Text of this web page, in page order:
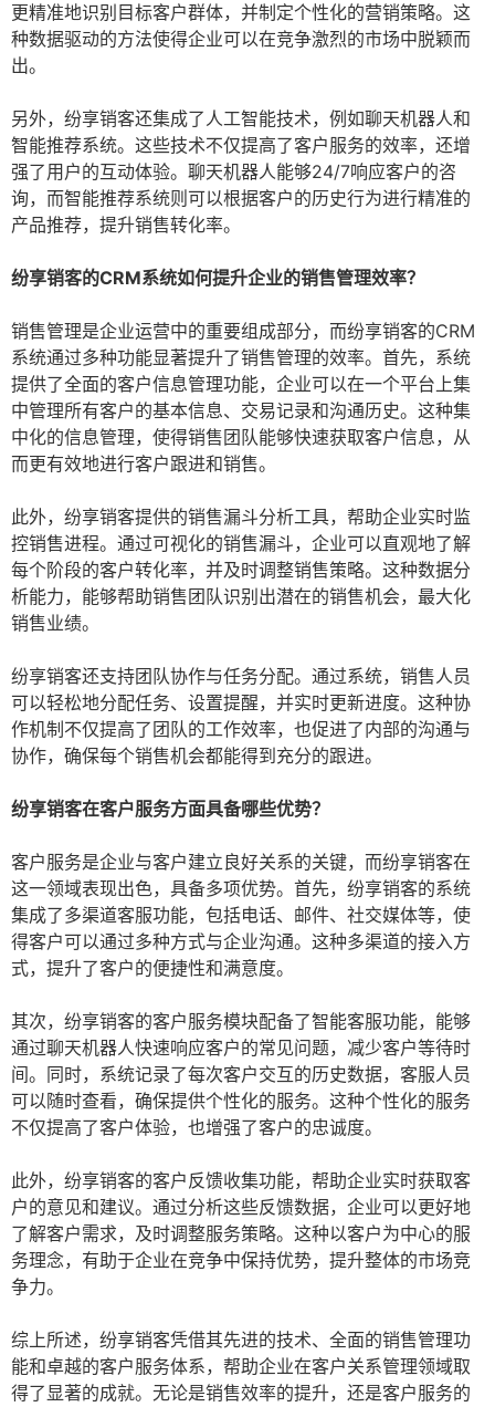
更精准地识别目标客户群体，并制定个性化的营销策略。这
种数据驱动的方法使得企业可以在竞争激烈的市场中脱颖而
出。
另外，纷享销客还集成了人工智能技术，例如聊天机器人和
智能推荐系统。这些技术不仅提高了客户服务的效率，还增
强了用户的互动体验。聊天机器人能够24/7响应客户的咨
询，而智能推荐系统则可以根据客户的历史行为进行精准的
产品推荐，提升销售转化率。
纷享销客的CRM系统如何提升企业的销售管理效率？
销售管理是企业运营中的重要组成部分，而纷享销客的CRM
系统通过多种功能显著提升了销售管理的效率。首先，系统
提供了全面的客户信息管理功能，企业可以在一个平台上集
中管理所有客户的基本信息、交易记录和沟通历史。这种集
中化的信息管理，使得销售团队能够快速获取客户信息，从
而更有效地进行客户跟进和销售。
此外，纷享销客提供的销售漏斗分析工具，帮助企业实时监
控销售进程。通过可视化的销售漏斗，企业可以直观地了解
每个阶段的客户转化率，并及时调整销售策略。这种数据分
析能力，能够帮助销售团队识别出潜在的销售机会，最大化
销售业绩。
纷享销客还支持团队协作与任务分配。通过系统，销售人员
可以轻松地分配任务、设置提醒，并实时更新进度。这种协
作机制不仅提高了团队的工作效率，也促进了内部的沟通与
协作，确保每个销售机会都能得到充分的跟进。
纷享销客在客户服务方面具备哪些优势？
客户服务是企业与客户建立良好关系的关键，而纷享销客在
这一领域表现出色，具备多项优势。首先，纷享销客的系统
集成了多渠道客服功能，包括电话、邮件、社交媒体等，使
得客户可以通过多种方式与企业沟通。这种多渠道的接入方
式，提升了客户的便捷性和满意度。
其次，纷享销客的客户服务模块配备了智能客服功能，能够
通过聊天机器人快速响应客户的常见问题，减少客户等待时
间。同时，系统记录了每次客户交互的历史数据，客服人员
可以随时查看，确保提供个性化的服务。这种个性化的服务
不仅提高了客户体验，也增强了客户的忠诚度。
此外，纷享销客的客户反馈收集功能，帮助企业实时获取客
户的意见和建议。通过分析这些反馈数据，企业可以更好地
了解客户需求，及时调整服务策略。这种以客户为中心的服
务理念，有助于企业在竞争中保持优势，提升整体的市场竞
争力。
综上所述，纷享销客凭借其先进的技术、全面的销售管理功
能和卓越的客户服务体系，帮助企业在客户关系管理领域取
得了显著的成就。无论是销售效率的提升，还是客户服务的